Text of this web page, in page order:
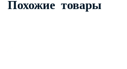
Похожие товары